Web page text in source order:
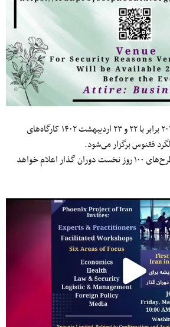
جمعه ١٢ و شنبه١٣ ماه مه ۲۰۲۳ برابر با ۲۲ و ۲۳ اردیبهشت ۱۴۰۲ کارگاه‌های
ققنوس برگزار مى‌شود.
همچنین با حضور رسانه‌ها، طرح‌هاى ١٠٠ روز نخست دوران گذار اعلام خواهد